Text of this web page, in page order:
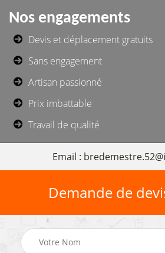
Nos engagements
Devis et déplacement gratuits
Sans engagement
Artisan passionné
Prix imbattable
Travail de qualité
Email :
Demande de